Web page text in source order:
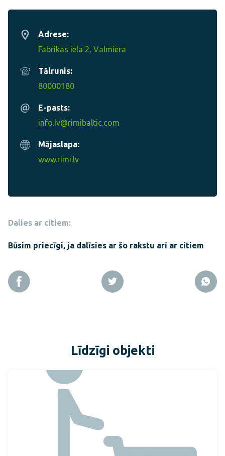
Adrese:
Fabrikas iela 2, Valmiera
Tālrunis:
80000180
E-pasts:
info.lv@rimibaltic.com
Mājaslapa:
www.rimi.lv
Dalies ar citiem:
Būsim priecīgi, ja dalīsies ar šo rakstu arī ar citiem
Līdzīgi objekti